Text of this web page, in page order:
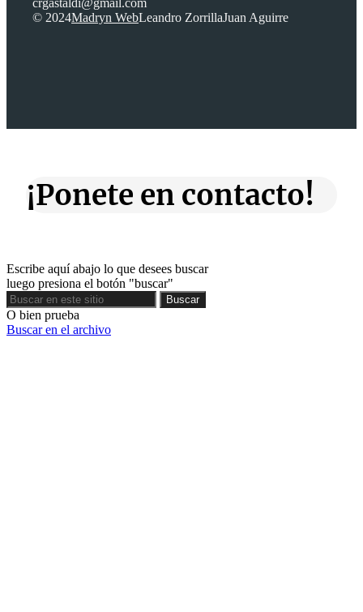
crgastaldi@gmail.com
© 2024Madryn WebLeandro ZorrillaJuan Aguirre
¡Ponete en contacto!
Escribe aquí abajo lo que desees buscar
luego presiona el botón "buscar"
Buscar
Buscar
O bien prueba
Buscar en el archivo